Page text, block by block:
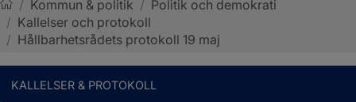
Sotenäs kommun
/ Kommun & politik / Politik och demokrati
/ Kallelser och protokoll
/ Hållbarhetsrådets protokoll 19 maj
KALLELSER & PROTOKOLL